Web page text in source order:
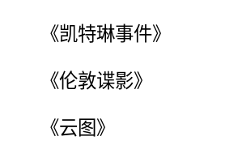
《凯特琳事件》
《伦敦谍影》
《云图》